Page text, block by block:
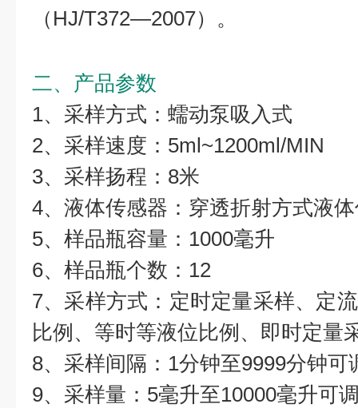
（HJ/T372—2007）。
二、产品参数
1、采样方式：蠕动泵吸入式
2、采样速度：5ml~1200ml/MIN
3、采样扬程：8米
4、液体传感器：穿透折射方式液
5、样品瓶容量：1000毫升
6、样品瓶个数：12
7、采样方式：定时定量采样、定
比例、等时等液位比例、即时定量
8、采样间隔：1分钟至9999分钟可
9、采样量：5毫升至10000毫升可